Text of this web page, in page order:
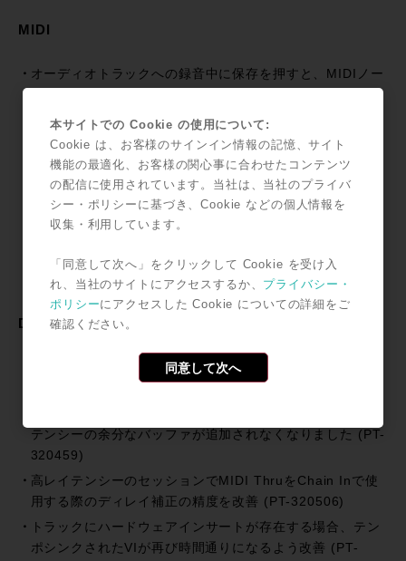
MIDI
オーディオトラックへの録音中に保存を押すと、MIDIノー
トがスキップされることがあるバグを修正（PT-320601）
インストゥルメントのチェインアウトをMIDIトラックに録
音中、MIDI FXプラグインの量とハードウェアバッファサ
イズによっては、MIDIの最初のノートがスキップされるこ
とがあるバグを修正 (PT-319992)
インストゥルメントトラックを複製すると、相対的なター
ゲットVI(ヴァーチャル・インストゥルメント) Chain Out
Delay Compensation (MIDI)
Chain Inプラグインを含むInstrumentトラックの初期ノー
テンシーの余分なバッファが追加されなくなりました (PT-
320459)
高レイテンシーのセッションでMIDI ThruをChain Inで使
用する際のディレイ補正の精度を改善 (PT-320506)
トラックにハードウェアインサートが存在する場合、テン
ポシンクされたVIが再び時間通りになるよう改善 (PT-
本サイトでの Cookie の使用について:
Cookie は、お客様のサインイン情報の記憶、サイト
機能の最適化、お客様の関心事に合わせたコンテンツ
の配信に使用されています。当社は、当社のプライバ
シー・ポリシーに基づき、Cookie などの個人情報を
収集・利用しています。
「同意して次へ」をクリックして Cookie を受け入
れ、当社のサイトにアクセスするか、 プライバシー・
ポリシーにアクセスした Cookie についての詳細をご
確認ください。
同意して次へ